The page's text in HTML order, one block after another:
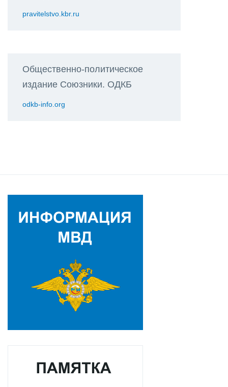
pravitelstvo.kbr.ru
Общественно-политическое
издание Союзники. ОДКБ
odkb-info.org